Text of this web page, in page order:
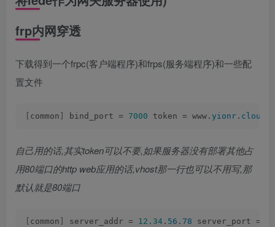
frp内网穿透
下载得到一个frpc(客户端程序)和frps(服务端程序)和一些配
置文件
common bind_port = 7000 token = www. yionr . cloud
自己用的话,其实token可以不要,如果服务器没有部署其他占
用80端口的http web应用的话,vhost那一行也可以不用写,那
默认就是80端口
common server_addr = 12.34 . 56 . 78 server_port =